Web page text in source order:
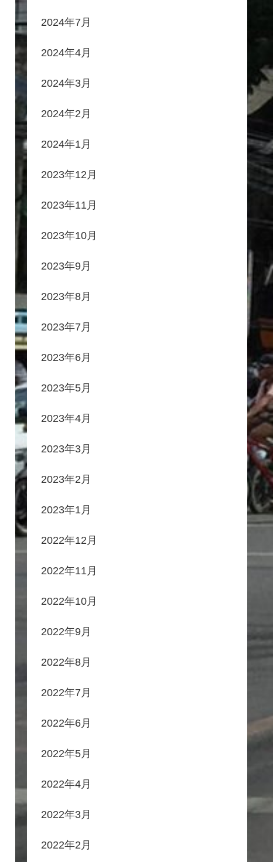
2024年7月
2024年4月
2024年3月
2024年2月
2024年1月
2023年12月
2023年11月
2023年10月
2023年9月
2023年8月
2023年7月
2023年6月
2023年5月
2023年4月
2023年3月
2023年2月
2023年1月
2022年12月
2022年11月
2022年10月
2022年9月
2022年8月
2022年7月
2022年6月
2022年5月
2022年4月
2022年3月
2022年2月